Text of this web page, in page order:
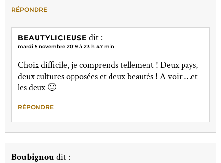
RÉPONDRE
BEAUTYLICIEUSE dit :
mardi 5 novembre 2019 à 23 h 47 min
Choix difficile, je comprends tellement ! Deux pays,
deux cultures opposées et deux beautés ! A voir …et
les deux 🙂
RÉPONDRE
Boubignou dit :